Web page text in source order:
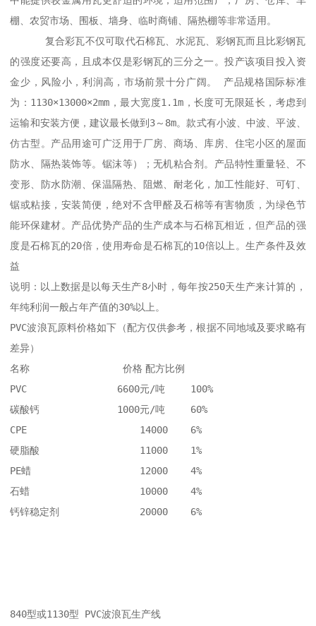
棚、农贸市场、围板、墙身、临时商铺、隔热棚等非常适用。
的强度还要高，且成本仅是彩钢瓦的三分之一。投产该项目投入资
金少，风险小，利润高，市场前景十分广阔。 产品规格国际标准
为：1130×13000×2mm，最大宽度1.1m，长度可无限延长，考虑到
运输和安装方便，建议最长做到3～8m。款式有小波、中波、平波、
仿古型。产品用途可广泛用于厂房、商场、库房、住宅小区的屋面
防水、隔热装饰等。锯沫等）；无机粘合剂。产品特性重量轻、不
变形、防水防潮、保温隔热、阻燃、耐老化，加工性能好、可钉、
锯或粘接，安装简便，绝对不含甲醛及石棉等有害物质，为绿色节
能环保建材。产品优势产品的生产成本与石棉瓦相近，但产品的强
度是石棉瓦的20倍，使用寿命是石棉瓦的10倍以上。生产条件及效
益
说明：以上数据是以每天生产8小时，每年按250天生产来计算的，
年纯利润一般占年产值的30%以上。
PVC波浪瓦原料价格如下（配方仅供参考，根据不同地域及要求略有
差异）
名称	            价格	配方比例
PVC	           6600元/吨	100%
碳酸钙	           1000元/吨	60%
CPE	               14000	6%
硬脂酸	               11000	1%
PE蜡	               12000	4%
石蜡	               10000	4%
钙锌稳定剂	       20000	6%
840型或1130型 PVC波浪瓦生产线